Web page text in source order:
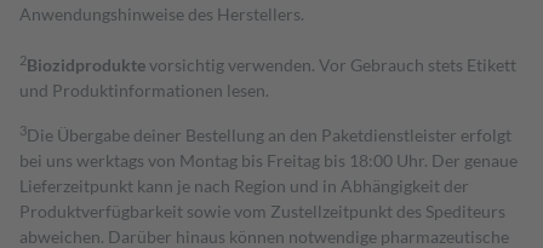
Anwendungshinweise des Herstellers.
2Biozidproduktevorsichtig verwenden. Vor Gebrauch stets Etikett
und Produktinformationen lesen.
3Die Übergabe deiner Bestellung an den Paketdienstleister erfolgt
bei uns werktags von Montag bis Freitag bis 18:00 Uhr. Der genaue
Lieferzeitpunkt kann je nach Region und in Abhängigkeit der
Produktverfügbarkeit sowie vom Zustellzeitpunkt des Spediteurs
abweichen. Darüber hinaus können notwendige pharmazeutische